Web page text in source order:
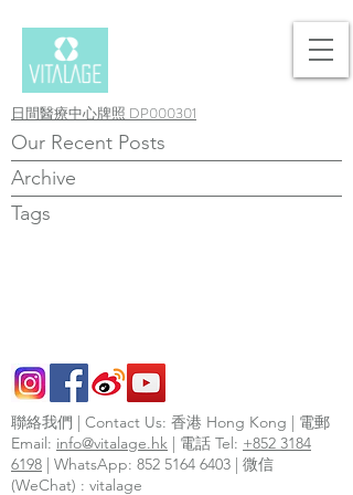
日間醫療中心牌照 DP000301
Our Recent Posts
Archive
Tags
聯絡我們 | Contact Us: 香港 Hong Kong | 電郵
Email: info@vitalage.hk | 電話 Tel: +852 3184
6198 | WhatsApp: 852 5164 6403 | 微信
(WeChat) : vitalage